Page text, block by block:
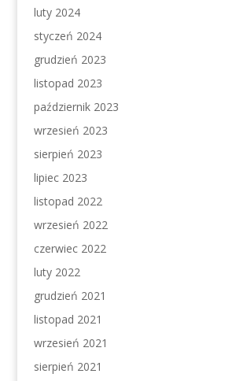
luty 2024
styczeń 2024
grudzień 2023
listopad 2023
październik 2023
wrzesień 2023
sierpień 2023
lipiec 2023
listopad 2022
wrzesień 2022
czerwiec 2022
luty 2022
grudzień 2021
listopad 2021
wrzesień 2021
sierpień 2021